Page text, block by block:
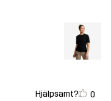
Hjälpsamt? 0